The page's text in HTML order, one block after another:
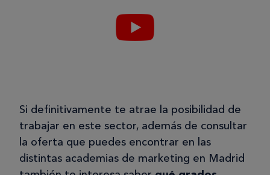
Si definitivamente te atrae la posibilidad de
trabajar en este sector, además de consultar
la oferta que puedes encontrar en las
distintas academias de marketing en Madrid